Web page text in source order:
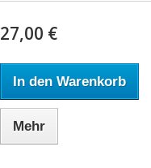
27,00 €
In den Warenkorb
Mehr